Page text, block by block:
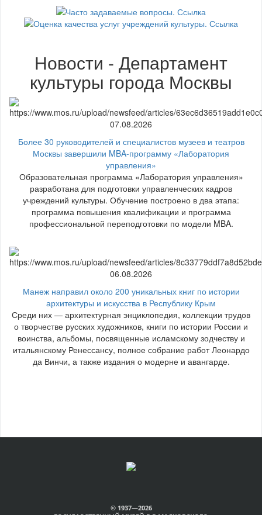
Новости - Департамент
культуры города Москвы
07.08.2026
Более 30 руководителей и специалистов музеев и театров
Москвы завершили MBA-программу «Лаборатория
управления»
Образовательная программа «Лаборатория управления»
разработана для подготовки управленческих кадров
учреждений культуры. Обучение построено в два этапа:
программа повышения квалификации и программа
профессиональной переподготовки по модели MBA.
06.08.2026
Манеж направил около 200 уникальных книг по истории
архитектуры и искусства в Республику Крым
Среди них — архитектурная энциклопедия, коллекции трудов
о творчестве русских художников, книги по истории России и
воинства, альбомы, посвященные исламскому зодчеству и
итальянскому Ренессансу, полное собрание работ Леонардо
да Винчи, а также издания о модерне и авангарде.
© 1937—2026